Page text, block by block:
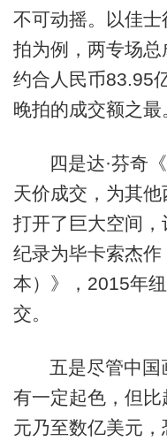
不可动摇。以佳
拍为例，两专场总
约合人民币83.95
晚拍的成交额之最
四是达·芬奇
天价成交，为其
打开了巨大空间
纪录为毕卡索杰作
本）》，2015年
交。
五是尽管中国
有一定起色，但
元乃至数亿美元